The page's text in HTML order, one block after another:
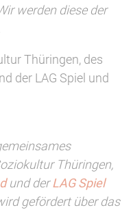
werden diese der
Thüringen, des
der LAG Spiel und
Thüringen,
und derLAG Spiel
gefördert über das